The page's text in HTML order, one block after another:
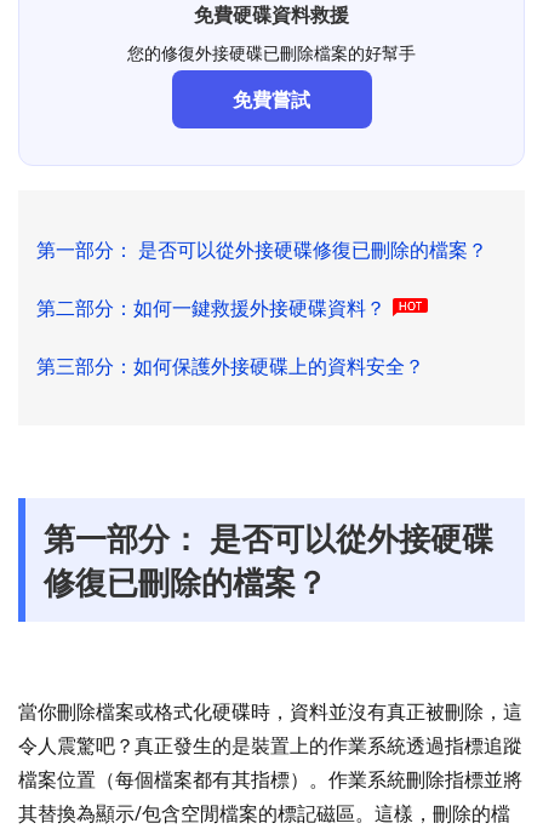
免費硬碟資料救援
您的修復外接硬碟已刪除檔案的好幫手
免費嘗試
第一部分： 是否可以從外接硬碟修復已刪除的檔案？
第二部分：如何一鍵救援外接硬碟資料？
第三部分：如何保護外接硬碟上的資料安全？
第一部分： 是否可以從外接硬碟
修復已刪除的檔案？
當你刪除檔案或格式化硬碟時，資料並沒有真正被刪除，這
令人震驚吧？真正發生的是裝置上的作業系統透過指標追蹤
檔案位置（每個檔案都有其指標）。作業系統刪除指標並將
其替換為顯示/包含空閒檔案的標記磁區。這樣，刪除的檔